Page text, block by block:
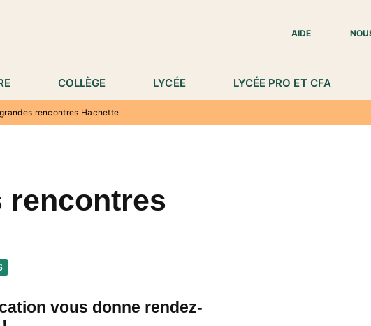
AIDE
COLLÈGE LYCÉE LYCÉE PRO ET CFA
rencontres Hachette
rencontres
vous donne rendez-